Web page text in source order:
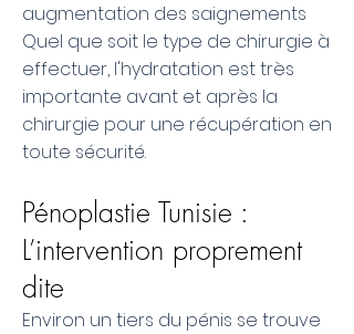
augmentation des saignements
Quel que soit le type de chirurgie à
effectuer, l'hydratation est très
importante avant et après la
chirurgie pour une récupération en
toute sécurité.
Pénoplastie Tunisie :
L’intervention proprement
dite
Environ un tiers du pénis se trouve